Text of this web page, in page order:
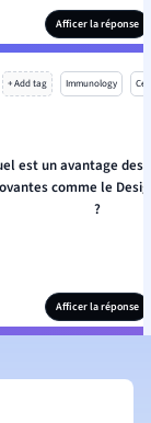
Afficer la réponse
+ Add tag Immunology
est un avantage des
comme le
?
Afficer la réponse